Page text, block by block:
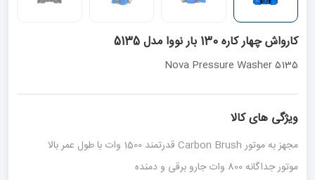
کارواش چهار کاره 130 بار نووا مدل 5135
Nova Pressure Washer 5135
ویژگی های کالا
مجهز به موتور Carbon Brush قدرتمند 1500 وات با طول عمر بالا
موتور جداگانه 800 وات جارو برقی و دمنده